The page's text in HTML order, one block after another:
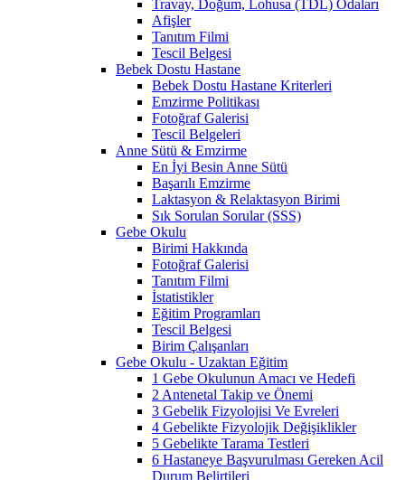
Travay, Doğum, Lohusa (TDL) Odaları
Afişler
Tanıtım Filmi
Tescil Belgesi
Bebek Dostu Hastane
Bebek Dostu Hastane Kriterleri
Emzirme Politikası
Fotoğraf Galerisi
Tescil Belgeleri
Anne Sütü & Emzirme
En İyi Besin Anne Sütü
Başarılı Emzirme
Laktasyon & Relaktasyon Birimi
Sık Sorulan Sorular (SSS)
Gebe Okulu
Birimi Hakkında
Fotoğraf Galerisi
Tanıtım Filmi
İstatistikler
Eğitim Programları
Tescil Belgesi
Birim Çalışanları
Gebe Okulu - Uzaktan Eğitim
1 Gebe Okulunun Amacı ve Hedefi
2 Antenetal Takip ve Önemi
3 Gebelik Fizyolojisi Ve Evreleri
4 Gebelikte Fizyolojik Değişiklikler
5 Gebelikte Tarama Testleri
6 Hastaneye Başvurulması Gereken Acil
Durum Belirtileri